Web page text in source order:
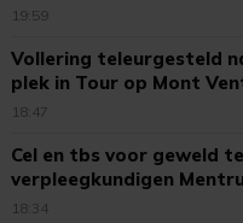
19:59
Vollering teleurgesteld
plek in Tour op Mont
18:47
Cel en tbs voor geweld
verpleegkundigen
18:34